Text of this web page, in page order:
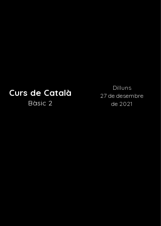
Dilluns
27 de desembre
de 2021
Curs de Català
Bàsic 2